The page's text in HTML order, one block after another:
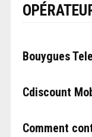
Bouygues
Cdiscount
Comment